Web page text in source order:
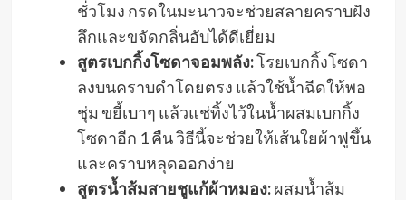
ชั่วโมง กรดในมะนาวจะช่วยสลายคราบฝัง
ลึกและขจัดกลิ่นอับได้ดีเยี่ยม
สูตรเบกกิ้งโซดาจอมพลัง:โรยเบกกิ้งโซดา
ลงบนคราบดำโดยตรง แล้วใช้น้ำฉีดให้พอ
ชุ่ม ขยี้เบาๆ แล้วแช่ทิ้งไว้ในน้ำผสมเบกกิ้ง
โซดาอีก 1 คืน วิธีนี้จะช่วยให้เส้นใยผ้าฟูขึ้น
และคราบหลุดออกง่าย
สูตรน้ำส้มสายชูแก้ผ้าหมอง:ผสมน้ำส้ม